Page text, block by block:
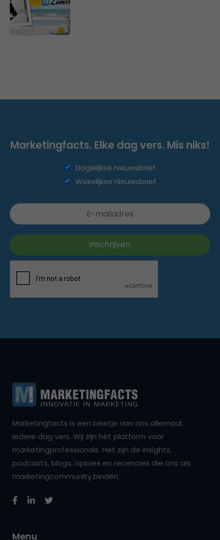
Marketingfacts. Elke dag vers. Mis niks!
Dagelijkse nieuwsbrief
Wekelijkse nieuwsbrief
Marketingfacts is een beetje van ons allemaal,
iedere dag vers. Wij zijn hét platform voor
marketingprofessionals. Het zijn de insights,
podcasts, blogs, opinies en recencies die ons als
marketingcommunity binden.
Menu